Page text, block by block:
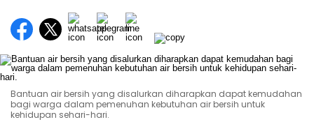
Bantuan air bersih yang disalurkan diharapkan dapat kemudahan
bagi warga dalam pemenuhan kebutuhan air bersih untuk
kehidupan sehari-hari.